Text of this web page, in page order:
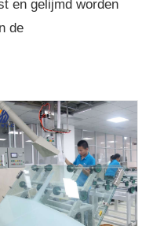
en gelijmd worden
de